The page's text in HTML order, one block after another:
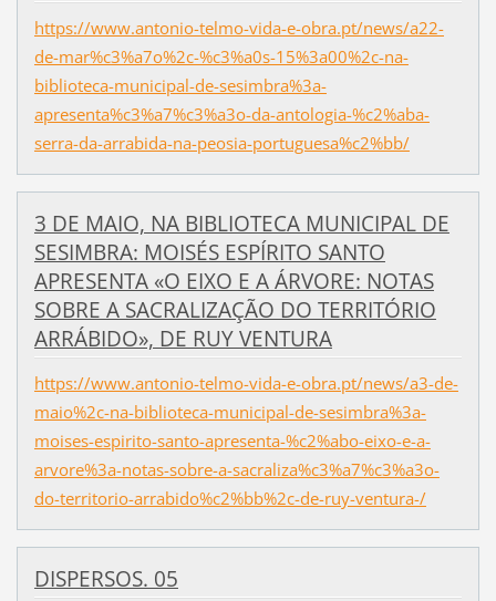
https://www.antonio-telmo-vida-e-obra.pt/news/a22-
de-mar%c3%a7o%2c-%c3%a0s-15%3a00%2c-na-
biblioteca-municipal-de-sesimbra%3a-
apresenta%c3%a7%c3%a3o-da-antologia-%c2%aba-
serra-da-arrabida-na-peosia-portuguesa%c2%bb/
3 DE MAIO, NA BIBLIOTECA MUNICIPAL DE
SESIMBRA: MOISÉS ESPÍRITO SANTO
APRESENTA «O EIXO E A ÁRVORE: NOTAS
SOBRE A SACRALIZAÇÃO DO TERRITÓRIO
ARRÁBIDO», DE RUY VENTURA
https://www.antonio-telmo-vida-e-obra.pt/news/a3-de-
maio%2c-na-biblioteca-municipal-de-sesimbra%3a-
moises-espirito-santo-apresenta-%c2%abo-eixo-e-a-
arvore%3a-notas-sobre-a-sacraliza%c3%a7%c3%a3o-
do-territorio-arrabido%c2%bb%2c-de-ruy-ventura-/
DISPERSOS. 05